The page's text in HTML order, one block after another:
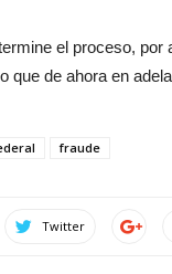
el proceso,
que de ahora en
fraude
Twitter